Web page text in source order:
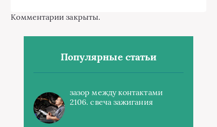
Комментарии закрыты.
Популярные статьи
зазор между контактами
2106. свеча зажигания